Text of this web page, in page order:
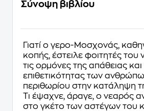
Σύνοψη βιβλίου
Γιατί ο γερο-Μοσχονάς,
κοπής, έστειλε φοιτητές του
τις ορμόνες της απάθειας και
επιθετικότητας των
περιθωρίου στην κατάληψη
Tι έψαχνε, άραγε, ο νεαρός
στο γκέτο των αστέγων του